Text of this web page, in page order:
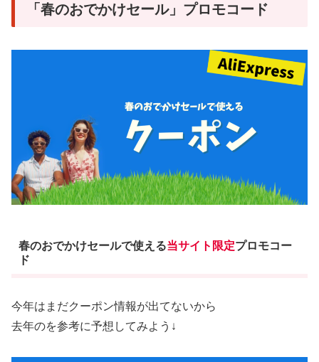
「春のおでかけセール」プロモコード
春のおでかけセールで使える当サイト限定プロモコー
ド
今年はまだクーポン情報が出てないから
去年のを参考に予想してみよう↓